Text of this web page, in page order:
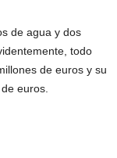
de agua y dos
todo
de euros y su
euros.